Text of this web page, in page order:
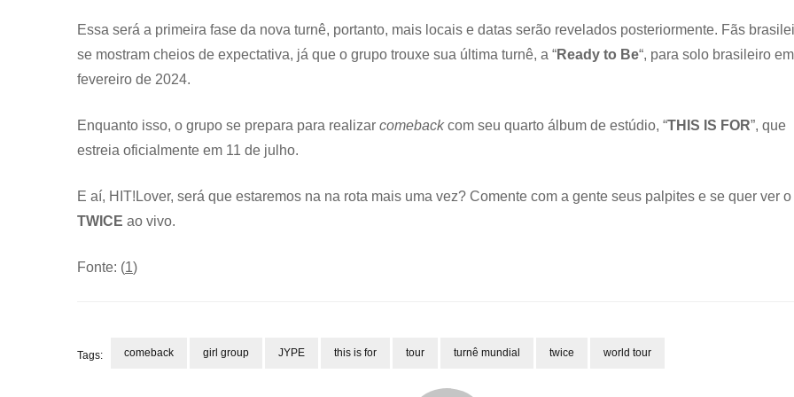
Essa será a primeira fase da nova turnê, portanto, mais locais e datas serão revelados posteriormente. Fãs
se mostram cheios de expectativa, já que o grupo trouxe sua última turnê, a “Ready to Be“, para solo brasileiro em
fevereiro de 2024.
Enquanto isso, o grupo se prepara para realizar comebackcom seu quarto álbum de estúdio, “THIS IS FOR”, que
estreia oficialmente em 11 de julho.
E aí, HIT!Lover, será que estaremos na na rota mais uma vez? Comente com a gente seus palpites e se quer ver o
TWICE ao vivo.
Fonte: (1)
Tags: comeback girl group JYPE this is for tour turnê mundial twice world tour